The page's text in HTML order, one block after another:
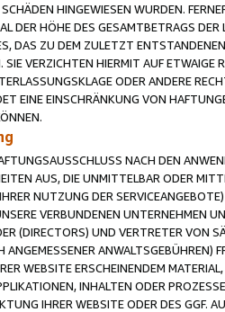
HINGEWIESEN WURDEN.
DER HÖHE DES GESAMTBETRAGS
DAS ZU DEM ZULETZT
VERZICHTEN HIERMIT AUF
ODER ANDERE
EINE EINSCHRÄNKUNG VON
NACH DEN
AUS, DIE UNMITTELBAR ODER
NUTZUNG DER
VERBUNDENEN UNTERNEHMEN
(DIRECTORS) UND VERTRETER VON
ANGEMESSENER
WEBSITE ERSCHEINENDEM
INHALTEN ODER
IHRER WEBSITE ODER DES GGF.